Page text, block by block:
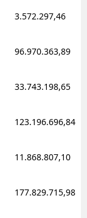
3.572.297,46
96.970.363,89
33.743.198,65
123.196.696,84
11.868.807,10
177.829.715,98